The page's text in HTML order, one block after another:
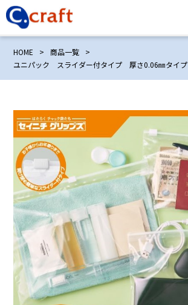
HOME > 商品一覧
>
ユニパック スライダー付タイプ 厚さ0.06㎜タイプ